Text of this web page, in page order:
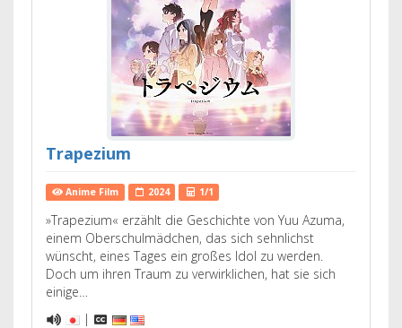
Trapezium
Anime Film 2024 1/1
»Trapezium« erzählt die Geschichte von Yuu Azuma,
einem Oberschulmädchen, das sich sehnlichst
wünscht, eines Tages ein großes Idol zu werden.
Doch um ihren Traum zu verwirklichen, hat sie sich
einige…
|